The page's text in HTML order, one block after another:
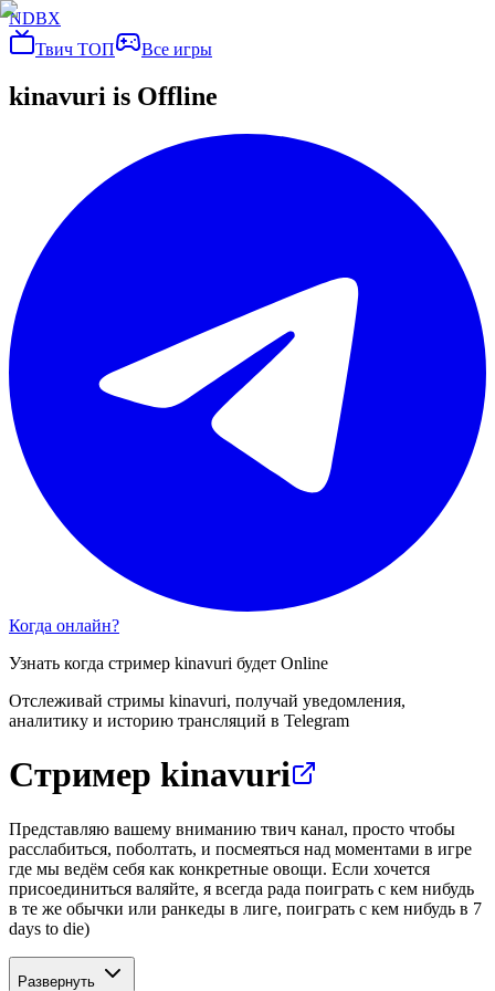
NDBX
Твич ТОП
Все игры
kinavuri is Offline
Когда онлайн?
Узнать когда стример kinavuri будет Online
Отслеживай стримы kinavuri, получай уведомления,
аналитику и историю трансляций в Telegram
Стример kinavuri
Представляю вашему вниманию твич канал, просто чтобы
расслабиться, поболтать, и посмеяться над моментами в игре
где мы ведём себя как конкретные овощи. Если хочется
присоединиться валяйте, я всегда рада поиграть с кем нибудь
в те же обычки или ранкеды в лиге, поиграть с кем нибудь в 7
days to die)
Развернуть